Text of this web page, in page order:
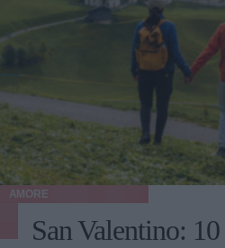
AMORE
San Valentino: